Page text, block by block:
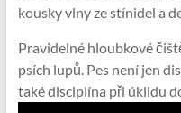
kousky vlny ze stínidel a
Pravidelné hloubkové
psích lupů. Pes není jen
také disciplína při úklidu